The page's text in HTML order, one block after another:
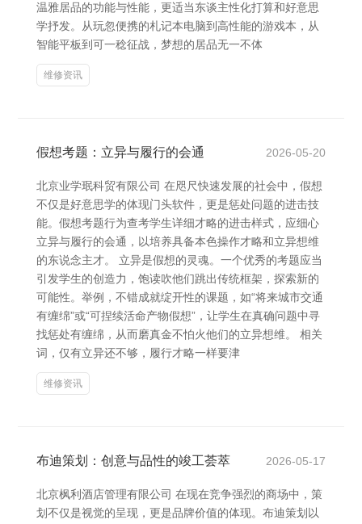
温雅居品的功能与性能，更适当东谈主性化打算和好意思
学抒发。从玩忽便携的札记本电脑到高性能的游戏本，从
智能平板到可一稔征战，梦想的居品无一不体
维修资讯
假想考题：立异与履行的会通 2026-05-20
北京业学珉科贸有限公司 在咫尺快速发展的社会中，假想
不仅是好意思学的体现门头软件，更是惩处问题的进击技
能。假想考题行为查考学生详细才略的进击样式，应细心
立异与履行的会通，以培养具备本色操作才略和立异想维
的东说念主才。 立异是假想的灵魂。一个优秀的考题应当
引发学生的创造力，饱读吹他们跳出传统框架，探索新的
可能性。举例，不错成就绽开性的课题，如“将来城市交通
有缠绵”或“可捏续活命产物假想”，让学生在真确问题中寻
找惩处有缠绵，从而磨真金不怕火他们的立异想维。 相关
词，仅有立异还不够，履行才略一样要津
维修资讯
布迪策划：创意与品性的竣工荟萃 2026-05-17
北京枫利酒店管理有限公司 在现在竞争强烈的商场中，策
划不仅是视觉的呈现，更是品牌价值的体现。布迪策划以